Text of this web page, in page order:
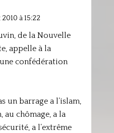
2010 à 15:22
de la Nouvelle
appelle à la
confédération
un barrage a l’islam,
au chômage, a la
a l’extrême